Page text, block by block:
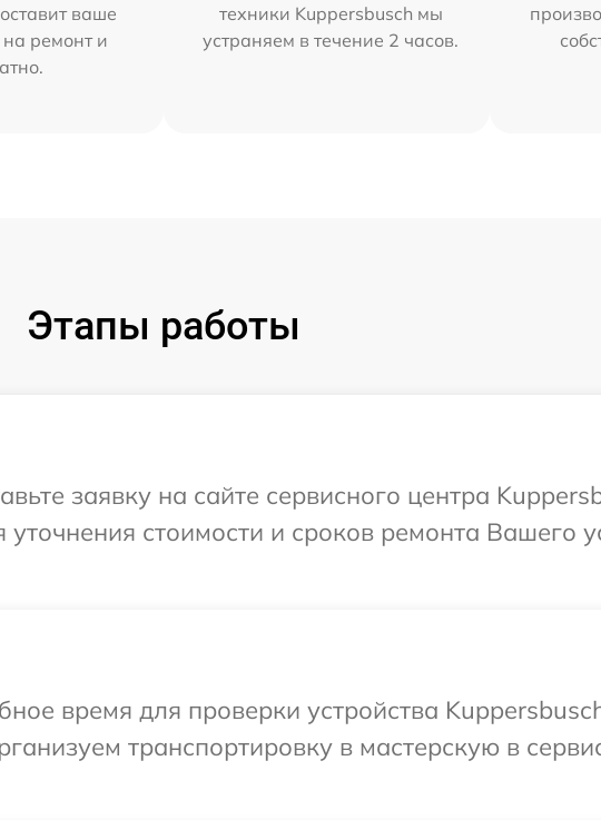
ваше
на ремонт и
техники Kuppersbusch мы
устраняем в течение 2 часов.
Этапы работы
заявку на сайте сервисного центра
стоимости и сроков ремонта Вашего
время для проверки устройства
транспортировку в мастерскую в